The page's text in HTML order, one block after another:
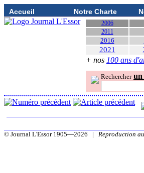
Accueil Notre Charte
2006
2011
2016
2021
+ nos 100 ans
Rechercher un
© Journal L'Essor 1905—2026 | Reproduction